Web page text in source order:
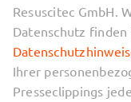
Resuscitec GmbH.
Datenschutz finden
Ihrer
Presseclippings